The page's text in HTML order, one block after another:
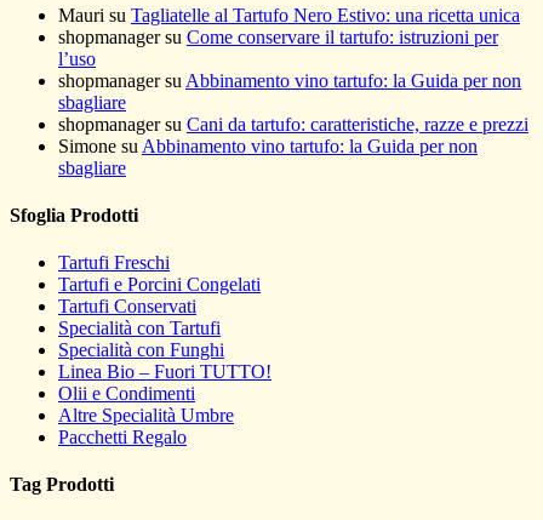
Mauri su Tagliatelle al Tartufo Nero Estivo: una ricetta unica
shopmanagersu Come conservare il tartufo: istruzioni per
l’uso
shopmanagersu Abbinamento vino tartufo: la Guida per non
sbagliare
shopmanagersu Cani da tartufo: caratteristiche, razze e prezzi
Simone su Abbinamento vino tartufo: la Guida per non
sbagliare
Sfoglia Prodotti
Tartufi Freschi
Tartufi e Porcini Congelati
Tartufi Conservati
Specialità con Tartufi
Specialità con Funghi
Linea Bio – Fuori TUTTO!
Olii e Condimenti
Altre Specialità Umbre
Pacchetti Regalo
Tag Prodotti